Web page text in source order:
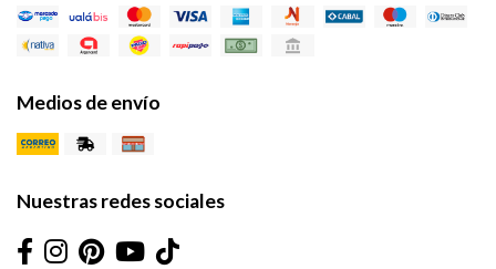
Medios de envío
Nuestras redes sociales